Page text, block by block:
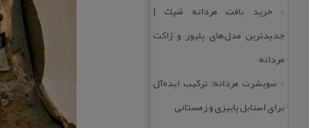
::خرید بافت مردانه شیك |
جدیدترین مدل‌های پلیور و ژاكت
مردانه
:: سویشرت مردانه؛ تركیب ایده‌آل
برای استایل پاییزی و زمستانی